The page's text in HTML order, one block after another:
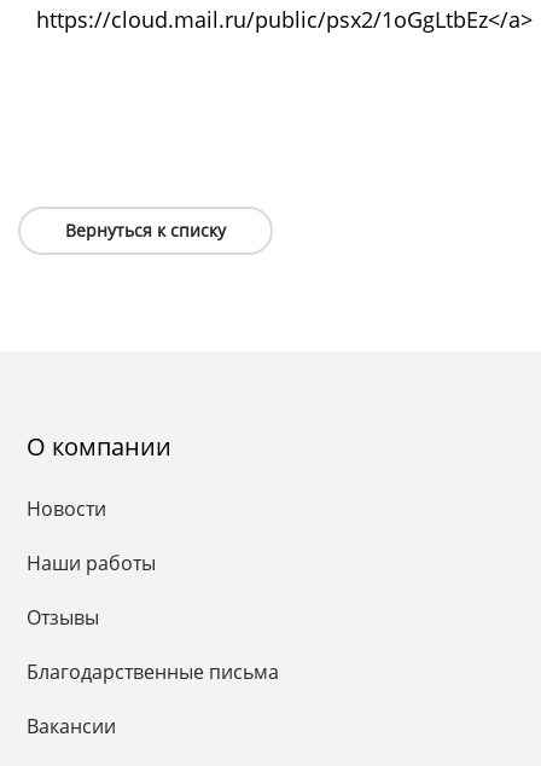
https://cloud.mail.ru/public/psx2/1oGgLtbEz</a>
Вернуться к списку
О компании
Новости
Наши работы
Отзывы
Благодарственные письма
Вакансии